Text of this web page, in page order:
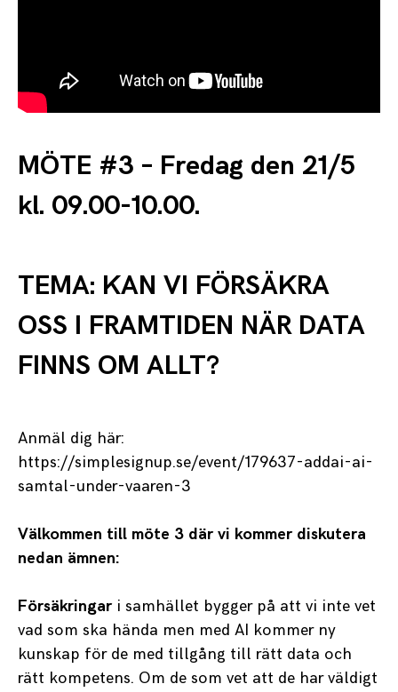
MÖTE #3 – Fredag den 21/5
kl. 09.00-10.00.
TEMA: KAN VI FÖRSÄKRA
OSS I FRAMTIDEN NÄR DATA
FINNS OM ALLT?
Anmäl dig här:
https://simplesignup.se/event/179637-addai-ai-
samtal-under-vaaren-3
Välkommen till möte 3 där vi kommer diskutera
nedan ämnen:
Försäkringar i samhället bygger på att vi inte vet
vad som ska hända men med AI kommer ny
kunskap för de med tillgång till rätt data och
rätt kompetens. Om de som vet att de har väldigt